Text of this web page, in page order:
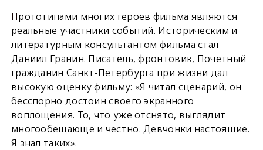
Прототипами многих героев фильма являются
реальные участники событий. Историческим и
литературным консультантом фильма стал
Даниил Гранин. Писатель, фронтовик, Почетный
гражданин Санкт-Петербурга при жизни дал
высокую оценку фильму: «Я читал сценарий, он
бесспорно достоин своего экранного
воплощения. То, что уже отснято, выглядит
многообещающе и честно. Девчонки настоящие.
Я знал таких».